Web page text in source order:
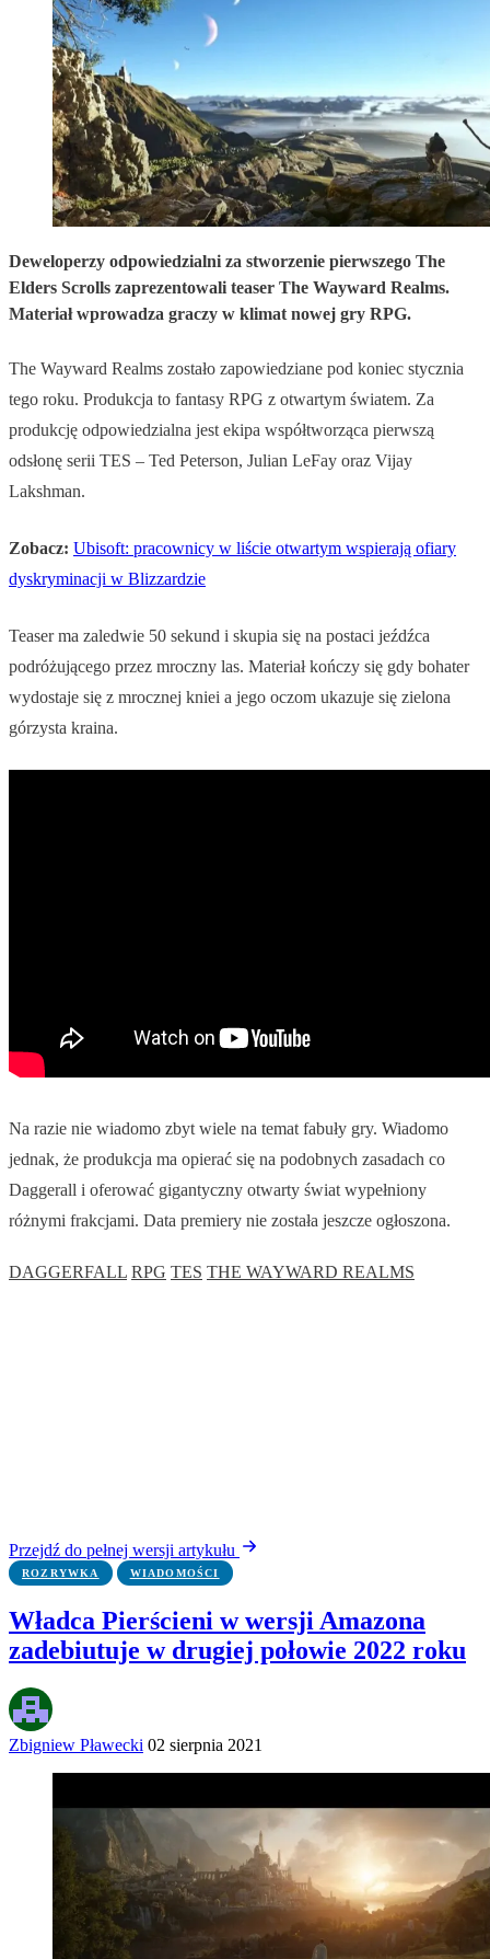
Deweloperzy odpowiedzialni za stworzenie pierwszego The
Elders Scrolls zaprezentowali teaser The Wayward Realms.
Materiał wprowadza graczy w klimat nowej gry RPG.
The Wayward Realms zostało zapowiedziane pod koniec stycznia
tego roku. Produkcja to fantasy RPG z otwartym światem. Za
produkcję odpowiedzialna jest ekipa współtworząca pierwszą
odsłonę serii TES – Ted Peterson, Julian LeFay oraz Vijay
Lakshman.
Zobacz: Ubisoft: pracownicy w liście otwartym wspierają ofiary
dyskryminacji w Blizzardzie
Teaser ma zaledwie 50 sekund i skupia się na postaci jeźdźca
podróżującego przez mroczny las. Materiał kończy się gdy bohater
wydostaje się z mrocznej kniei a jego oczom ukazuje się zielona
górzysta kraina.
Na razie nie wiadomo zbyt wiele na temat fabuły gry. Wiadomo
jednak, że produkcja ma opierać się na podobnych zasadach co
Daggerall i oferować gigantyczny otwarty świat wypełniony
różnymi frakcjami. Data premiery nie została jeszcze ogłoszona.
DAGGERFALL RPG TES THE WAYWARD REALMS
Przejdź do pełnej wersji artykułu
ROZRYWKA WIADOMOŚCI
Władca Pierścieni w wersji Amazona
zadebiutuje w drugiej połowie 2022 roku
Zbigniew Pławecki 02 sierpnia 2021